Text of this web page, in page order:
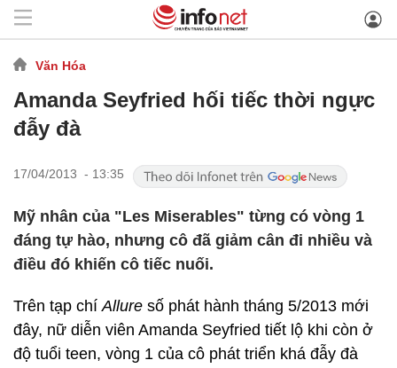
Văn Hóa
Amanda Seyfried hối tiếc thời ngực
đẫy đà
17/04/2013 - 13:35
Mỹ nhân của "Les Miserables" từng có vòng 1
đáng tự hào, nhưng cô đã giảm cân đi nhiều và
điều đó khiến cô tiếc nuối.
Trên tạp chíAllure số phát hành tháng 5/2013 mới
đây, nữ diễn viên Amanda Seyfried tiết lộ khi còn ở
độ tuổi teen, vòng 1 của cô phát triển khá đẫy đà